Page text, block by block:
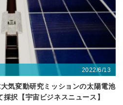
2022/6/13
気変動研究ミッションの太陽電池
択【宇宙ビジネスニュース】